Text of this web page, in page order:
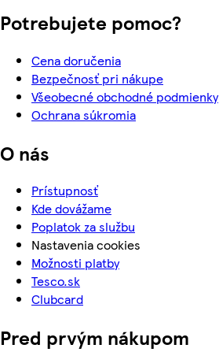
Potrebujete pomoc?
Cena doručenia
Bezpečnosť pri nákupe
Všeobecné obchodné podmienky
Ochrana súkromia
O nás
Prístupnosť
Kde dovážame
Poplatok za službu
Nastavenia cookies
Možnosti platby
Tesco.sk
Clubcard
Pred prvým nákupom